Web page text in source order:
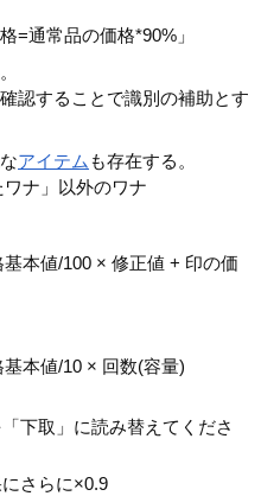
=通常品の価格*90%」
認することで識別の補助とす
アイテム も存在する。
ナ」以外のワナ
本値/100 × 修正値 + 印の価
本値/10 × 回数(容量)
下取」に読み替えてくださ
さらに×0.9